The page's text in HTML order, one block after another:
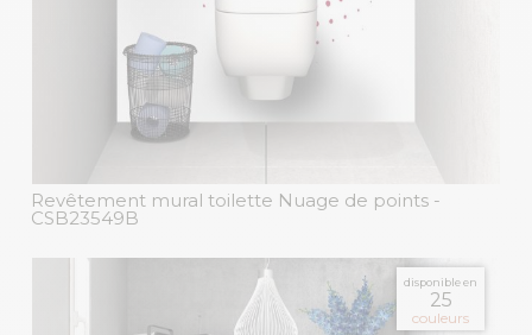
Revêtement mural toilette Nuage de points -
CSB23549B
disponible en
25
couleurs